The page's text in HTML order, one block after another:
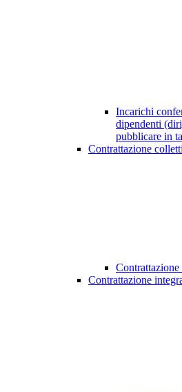
Incarichi
dipendenti
pubblicare in
Contrattazione
Contrattazione